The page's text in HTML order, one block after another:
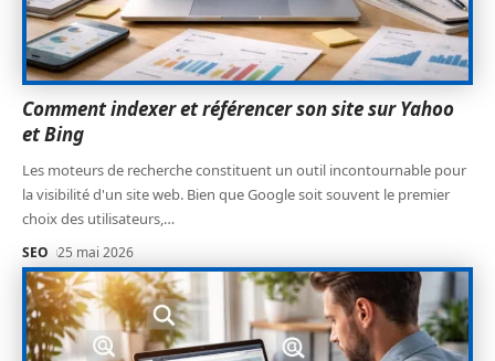
Comment indexer et référencer son site sur Yahoo
et Bing
Les moteurs de recherche constituent un outil incontournable pour
la visibilité d'un site web. Bien que Google soit souvent le premier
choix des utilisateurs, …
SEO 25 mai 2026